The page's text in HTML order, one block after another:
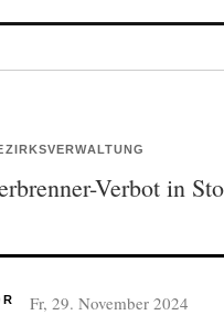
Verbot in
Fr, 29. November 2024